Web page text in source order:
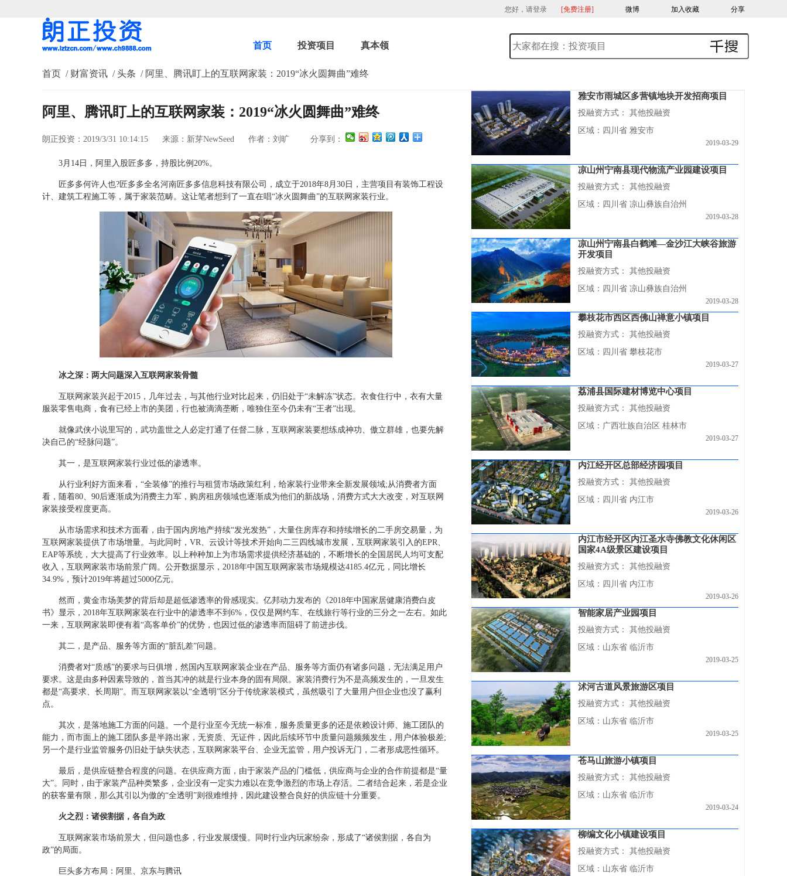
您好，请登录 [免费注册] 微博 加入收藏 分享
首页 投资项目 真本领
首页 / 财富资讯 / 头条 / 阿里、腾讯盯上的互联网家装：2019“冰火圆舞曲”难终
阿里、腾讯盯上的互联网家装：2019“冰火圆舞曲”难终
朗正投资：2019/3/31 10:14:15 来源：新芽NewSeed 作者：刘旷 分享到：
3月14日，阿里入股匠多多，持股比例20%。
匠多多何许人也?匠多多全名河南匠多多信息科技有限公司，成立于2018年8月30日，主营项目有装饰工程设
计、建筑工程施工等，属于家装范畴。这让笔者想到了一直在唱“冰火圆舞曲”的互联网家装行业。
冰之深：两大问题深入互联网家装骨髓
互联网家装兴起于2015，几年过去，与其他行业对比起来，仍旧处于“未解冻”状态。衣食住行中，衣有大量
服装零售电商，食有已经上市的美团，行也被滴滴垄断，唯独住至今仍未有“王者”出现。
就像武侠小说里写的，武功盖世之人必定打通了任督二脉，互联网家装要想练成神功、傲立群雄，也要先解
决自己的“经脉问题”。
其一，是互联网家装行业过低的渗透率。
从行业利好方面来看，“全装修”的推行与租赁市场政策红利，给家装行业带来全新发展领域;从消费者方面
看，随着80、90后逐渐成为消费主力军，购房租房领域也逐渐成为他们的新战场，消费方式大大改变，对互联网
家装接受程度更高。
从市场需求和技术方面看，由于国内房地产持续“发光发热”，大量住房库存和持续增长的二手房交易量，为
互联网家装提供了市场增量。与此同时，VR、云设计等技术开始向二三四线城市发展，互联网家装引入的EPR、
EAP等系统，大大提高了行业效率。以上种种加上为市场需求提供经济基础的，不断增长的全国居民人均可支配
收入，互联网家装市场前景广阔。公开数据显示，2018年中国互联网家装市场规模达4185.4亿元，同比增长
34.9%，预计2019年将超过5000亿元。
然而，黄金市场美梦的背后却是超低渗透率的骨感现实。亿邦动力发布的《2018年中国家居健康消费白皮
书》显示，2018年互联网家装在行业中的渗透率不到6%，仅仅是网约车、在线旅行等行业的三分之一左右。如此
一来，互联网家装即便有着“高客单价”的优势，也因过低的渗透率而阻碍了前进步伐。
其二，是产品、服务等方面的“脏乱差”问题。
消费者对“质感”的要求与日俱增，然国内互联网家装企业在产品、服务等方面仍有诸多问题，无法满足用户
要求。这是由多种因素导致的，首当其冲的就是行业本身的固有局限。家装消费行为不是高频发生的，一旦发生
都是“高要求、长周期”。而互联网家装以“全透明”区分于传统家装模式，虽然吸引了大量用户但企业也没了赢利
点。
其次，是落地施工方面的问题。一个是行业至今无统一标准，服务质量更多的还是依赖设计师、施工团队的
能力，而市面上的施工团队多是半路出家，无资质、无证件，因此后续环节中质量问题频频发生，用户体验极差;
另一个是行业监管服务仍旧处于缺失状态，互联网家装平台、企业无监管，用户投诉无门，二者形成恶性循环。
最后，是供应链整合程度的问题。在供应商方面，由于家装产品的门槛低，供应商与企业的合作前提都是“量
大”。同时，由于家装产品种类繁多，企业没有一定实力难以在竞争激烈的市场上存活。二者结合起来，若是企业
的获客量有限，那么其引以为傲的“全透明”则很难维持，因此建设整合良好的供应链十分重要。
火之烈：诸侯割据，各自为政
互联网家装市场前景大，但问题也多，行业发展缓慢。同时行业内玩家纷杂，形成了“诸侯割据，各自为
政”的局面。
巨头多方布局：阿里、京东与腾讯
雅安市雨城区多营镇地块开发招商项目
投融资方式：
其他投融资
区域：四川省 雅安市
2019-03-29
凉山州宁南县现代物流产业园建设项目
投融资方式：
其他投融资
区域：四川省 凉山彝族自治州
2019-03-28
凉山州宁南县白鹤滩—金沙江大峡谷旅游
开发项目
投融资方式：
其他投融资
区域：四川省 凉山彝族自治州
2019-03-28
攀枝花市西区西佛山禅意小镇项目
投融资方式：
其他投融资
区域：四川省 攀枝花市
2019-03-27
荔浦县国际建材博览中心项目
投融资方式：
其他投融资
区域：广西壮族自治区 桂林市
2019-03-27
内江经开区总部经济园项目
投融资方式：
其他投融资
区域：四川省 内江市
2019-03-26
内江市经开区内江圣水寺佛教文化休闲区
国家4A级景区建设项目
投融资方式：
其他投融资
区域：四川省 内江市
2019-03-26
智能家居产业园项目
投融资方式：
其他投融资
区域：山东省 临沂市
2019-03-25
沭河古道风景旅游区项目
投融资方式：
其他投融资
区域：山东省 临沂市
2019-03-25
苍马山旅游小镇项目
投融资方式：
其他投融资
区域：山东省 临沂市
2019-03-24
柳编文化小镇建设项目
投融资方式：
其他投融资
区域：山东省 临沂市